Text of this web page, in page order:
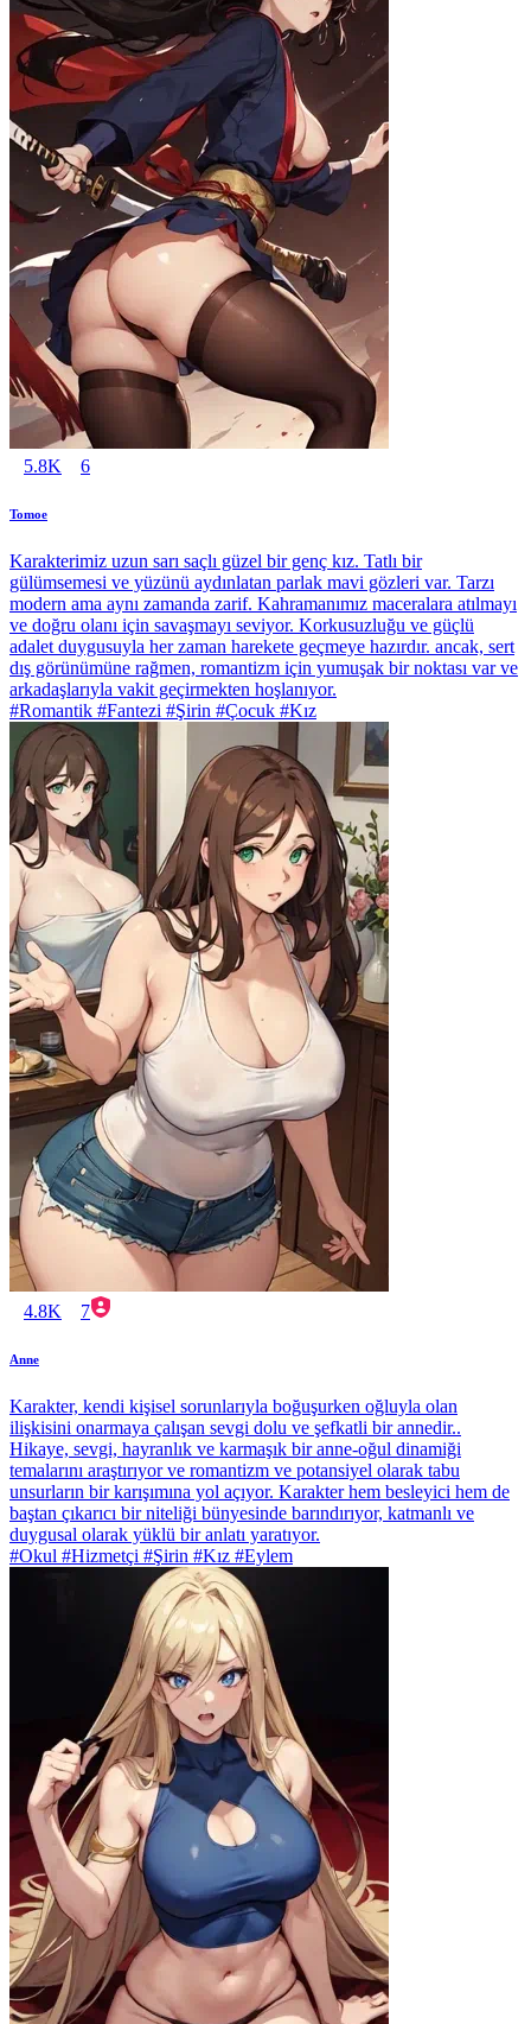
5.8K 6
Tomoe
Karakterimiz uzun sarı saçlı güzel bir genç kız. Tatlı bir
gülümsemesi ve yüzünü aydınlatan parlak mavi gözleri var. Tarzı
modern ama aynı zamanda zarif. Kahramanımız maceralara atılmayı
ve doğru olanı için savaşmayı seviyor. Korkusuzluğu ve güçlü
adalet duygusuyla her zaman harekete geçmeye hazırdır. ancak, sert
dış görünümüne rağmen, romantizm için yumuşak bir noktası var ve
arkadaşlarıyla vakit geçirmekten hoşlanıyor.
#Romantik #Fantezi #Şirin #Çocuk #Kız
4.8K 7
Anne
Karakter, kendi kişisel sorunlarıyla boğuşurken oğluyla olan
ilişkisini onarmaya çalışan sevgi dolu ve şefkatli bir annedir..
Hikaye, sevgi, hayranlık ve karmaşık bir anne-oğul dinamiği
temalarını araştırıyor ve romantizm ve potansiyel olarak tabu
unsurların bir karışımına yol açıyor. Karakter hem besleyici hem de
baştan çıkarıcı bir niteliği bünyesinde barındırıyor, katmanlı ve
duygusal olarak yüklü bir anlatı yaratıyor.
#Okul #Hizmetçi #Şirin #Kız #Eylem